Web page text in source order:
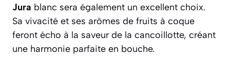
Jura blanc sera également un excellent choix.
Sa vivacité et ses arômes de fruits à coque
feront écho à la saveur de la cancoillotte, créant
une harmonie parfaite en bouche.